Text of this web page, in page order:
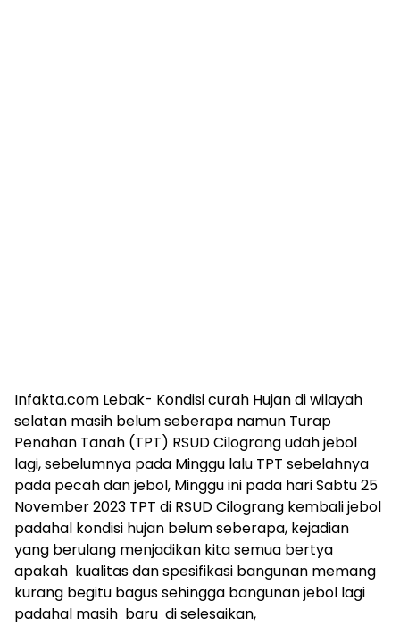
Infakta.com Lebak- Kondisi curah Hujan di wilayah
selatan masih belum seberapa namun Turap
Penahan Tanah (TPT) RSUD Cilograng udah jebol
lagi, sebelumnya pada Minggu lalu TPT sebelahnya
pada pecah dan jebol, Minggu ini pada hari Sabtu 25
November 2023 TPT di RSUD Cilograng kembali jebol
padahal kondisi hujan belum seberapa, kejadian
yang berulang menjadikan kita semua bertya
apakah kualitas dan spesifikasi bangunan memang
kurang begitu bagus sehingga bangunan jebol lagi
padahal masih baru di selesaikan,